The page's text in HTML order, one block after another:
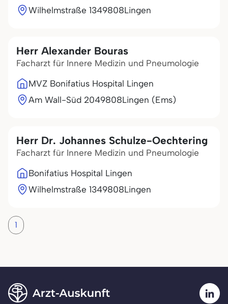
Wilhelmstraße 1349808Lingen
Herr Alexander Bouras
Facharzt für Innere Medizin und Pneumologie
MVZ Bonifatius Hospital Lingen
Am Wall-Süd 2049808Lingen (Ems)
Herr Dr. Johannes Schulze-Oechtering
Facharzt für Innere Medizin und Pneumologie
Bonifatius Hospital Lingen
Wilhelmstraße 1349808Lingen
1